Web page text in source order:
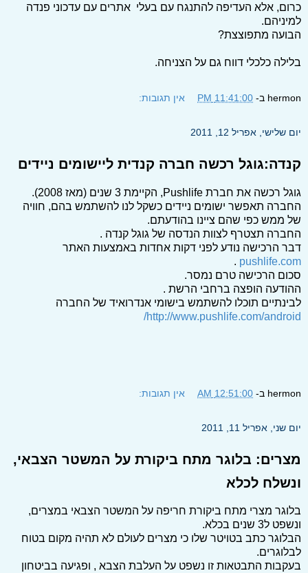
כרום, אלא העדיפה להתנגח עם בעלי אתרים עם עדכוני פנדה
למיניהם.
הבועה מתפוצצת?
בלילה כלכלי דווח גם על הצניחה.
hermon ב- 11:41:00 PM אין תגובות:
יום שלישי, אפריל 12, 2011
קנדה:גוגל רכשה חברה קנדית ליישומים ניידים
גוגל רכשה את חברת Pushlife, הקיימת 3 שנים (מאז 2008).
החברה תאפשר ישומים ניידים כשקל לנו להשתמש בהם, חוויה
של ממש כפי שהם ציינו בהודעתם.
החברה תצטרף לצוות הנדסה של גוגל קנדה .
דבר הרכישה נודע לפני דקות אחדות באמצעות האתר
pushlife.com
.
סכום הרכישה טרם נמסר.
ההודעה הופצה ברחבי הרשת .
לבינתיים תוכלו להשתמש בישומי אנדרואיד של החברה
http://www.pushlife.com/android/
hermon ב- 12:51:00 AM אין תגובות:
יום שני, אפריל 11, 2011
מצרים: בלוגר מתח ביקורת על המשטר הצבאי,
ונשלח לכלא
בלוגר מצרי מתח ביקורת חריפה על המשטר הצבאי במצרים,
ונשפט ל3 שנים בכלא.
הבלוגר כתב בטויטר שלו כי מצרים לעולם לא תהיה מקום בטוח
לבלוגרים.
בעקבות התבטאות זו נשפט על העלבת הצבא , ופגיעה בביטחון